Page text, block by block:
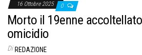
16 Ottobre 2025 0
Morto il 19enne
omicidio
Di REDAZIONE